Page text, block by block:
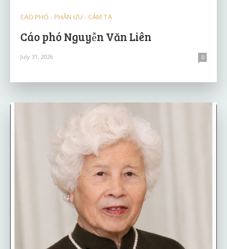
CÁO PHÓ - PHÂN ƯU - CẢM TẠ
Cáo phó Nguyễn Văn Liên
July 31, 2026 0